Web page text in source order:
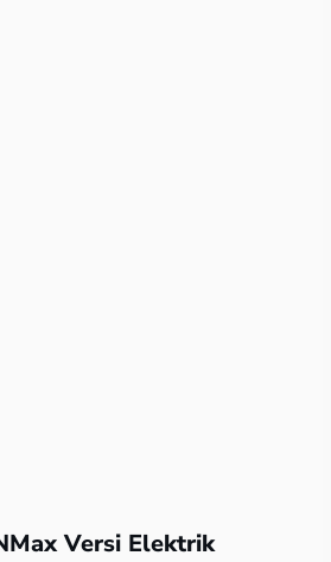
Versi Elektrik